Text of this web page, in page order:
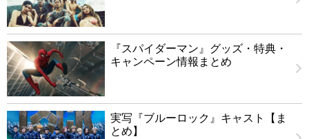
『スパイダーマン』グッズ・特典・
キャンペーン情報まとめ
実写『ブルーロック』キャスト【ま
とめ】